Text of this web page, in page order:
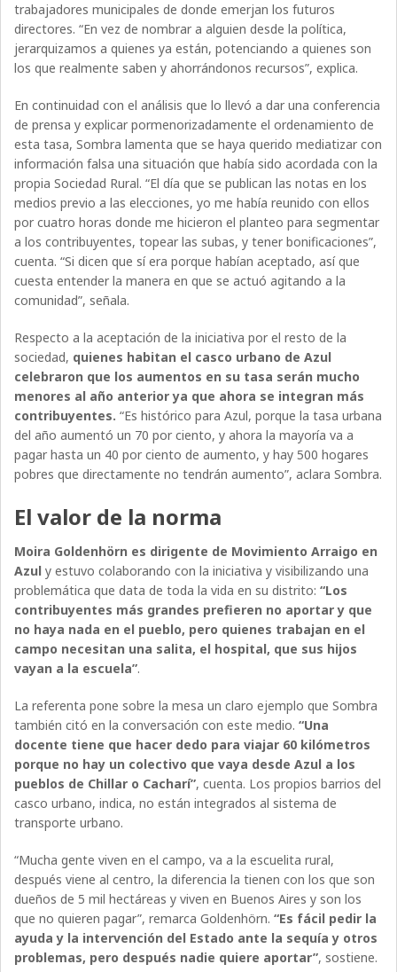
trabajadores municipales de donde emerjan los futuros
directores. “En vez de nombrar a alguien desde la política,
jerarquizamos a quienes ya están, potenciando a quienes son
los que realmente saben y ahorrándonos recursos”, explica.
En continuidad con el análisis que lo llevó a dar una conferencia
de prensa y explicar pormenorizadamente el ordenamiento de
esta tasa, Sombra lamenta que se haya querido mediatizar con
información falsa una situación que había sido acordada con la
propia Sociedad Rural. “El día que se publican las notas en los
medios previo a las elecciones, yo me había reunido con ellos
por cuatro horas donde me hicieron el planteo para segmentar
a los contribuyentes, topear las subas, y tener bonificaciones”,
cuenta. “Si dicen que sí era porque habían aceptado, así que
cuesta entender la manera en que se actuó agitando a la
comunidad”, señala.
Respecto a la aceptación de la iniciativa por el resto de la
sociedad, quienes habitan el casco urbano de Azul
celebraron que los aumentos en su tasa serán mucho
menores al año anterior ya que ahora se integran más
contribuyentes.“Es histórico para Azul, porque la tasa urbana
del año aumentó un 70 por ciento, y ahora la mayoría va a
pagar hasta un 40 por ciento de aumento, y hay 500 hogares
pobres que directamente no tendrán aumento”, aclara Sombra.
El valor de la norma
Moira Goldenhörn es dirigente de Movimiento Arraigo en
Azuly estuvo colaborando con la iniciativa y visibilizando una
problemática que data de toda la vida en su distrito:“Los
contribuyentes más grandes prefieren no aportar y que
no haya nada en el pueblo, pero quienes trabajan en el
campo necesitan una salita, el hospital, que sus hijos
vayan a la escuela”.
La referenta pone sobre la mesa un claro ejemplo que Sombra
también citó en la conversación con este medio.“Una
docente tiene que hacer dedo para viajar 60 kilómetros
porque no hay un colectivo que vaya desde Azul a los
pueblos de Chillar o Cacharí”, cuenta. Los propios barrios del
casco urbano, indica, no están integrados al sistema de
transporte urbano.
“Mucha gente viven en el campo, va a la escuelita rural,
después viene al centro, la diferencia la tienen con los que son
dueños de 5 mil hectáreas y viven en Buenos Aires y son los
que no quieren pagar”, remarca Goldenhörn.“Es fácil pedir la
ayuda y la intervención del Estado ante la sequía y otros
problemas, pero después nadie quiere aportar”, sostiene.